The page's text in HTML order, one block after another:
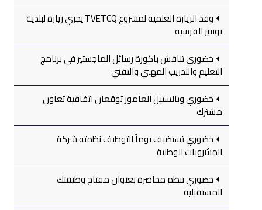
وفد الزيارة العلمية لمشروع TVETCQ يجري زيارة لبلدية
نونتير الفرسية
خضوري تناقش باكورة رسائل الماجستير في برنامج
التعليم والتدريب المهني والتقني
خضوري وبالستيل العامور توقعان اتفاقية تعاون
مشترك
خضوري تستضيف يوماً للتوظيف نظمته شركة
المشروبات الوطنية
خضوري تنظم محاضرة بعنوان مفتاح وظيفتك
المستقبلية